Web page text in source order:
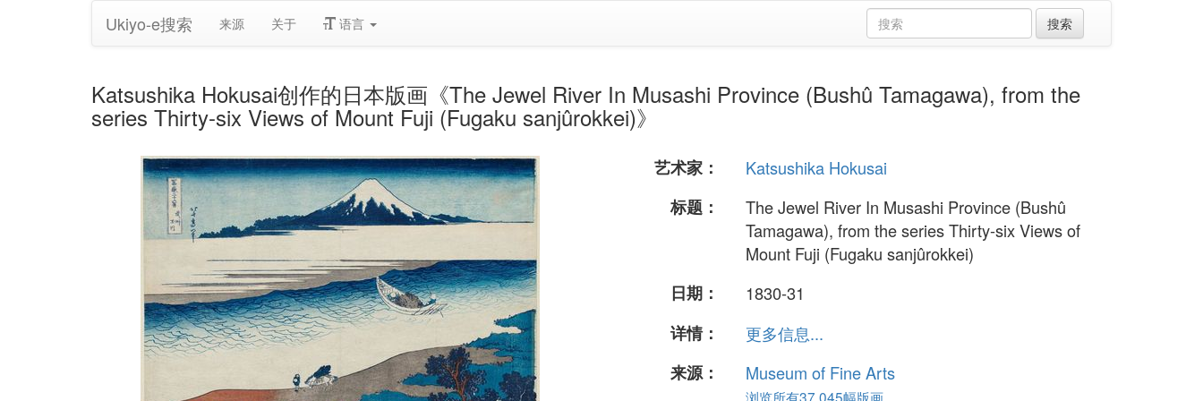
Ukiyo-e搜索 来源 关于 语言
Katsushika Hokusai创作的日本版画《The Jewel River In Musashi Province (Bushû Tamagawa), from the
series Thirty-six Views of Mount Fuji (Fugaku sanjûrokkei)》
艺术家：
Katsushika Hokusai
标题：
The Jewel River In Musashi Province (Bushû
Tamagawa), from the series Thirty-six Views of
Mount Fuji (Fugaku sanjûrokkei)
日期：
1830-31
详情：
更多信息...
来源：
Museum of Fine Arts
浏览所有37,045幅版画...